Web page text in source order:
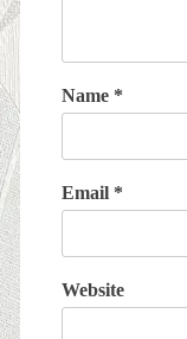
Name *
Email *
Website